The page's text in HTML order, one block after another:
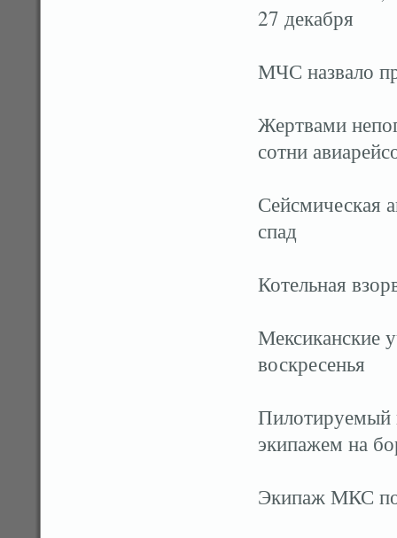
27 декабря
МЧС назвало
Жертвами
сотни
Сейсмическая
спад
Котельная
Мексиканские
воскресенья
Пилотируемый
экипажем на
Экипаж МКС